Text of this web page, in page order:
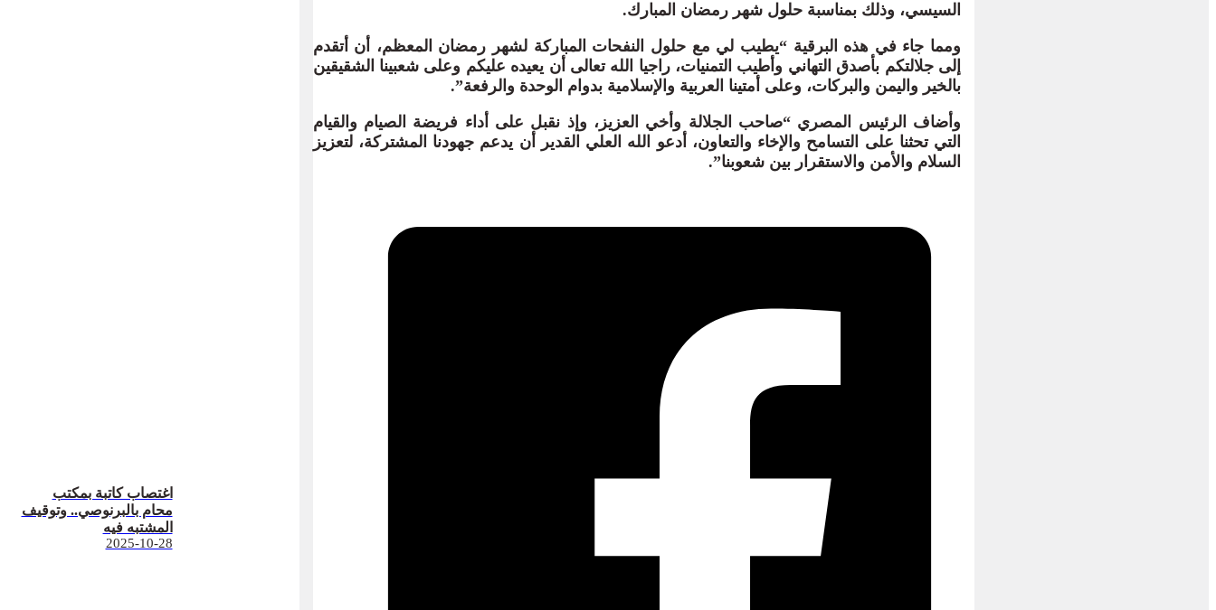
اغتصاب كاتبة بمكتب
محام بالبرنوصي.. وتوقيف
المشتبه فيه
2025-10-28
السيسي، وذلك بمناسبة حلول شهر رمضان المبارك.
ومما جاء في هذه البرقية “يطيب لي مع حلول النفحات المباركة لشهر رمضان المعظم، أن أتقدم
إلى جلالتكم بأصدق التهاني وأطيب التمنيات، راجيا الله تعالى أن يعيده عليكم وعلى شعبينا الشقيقين
بالخير واليمن والبركات، وعلى أمتينا العربية والإسلامية بدوام الوحدة والرفعة”.
وأضاف الرئيس المصري “صاحب الجلالة وأخي العزيز، وإذ نقبل على أداء فريضة الصيام والقيام
التي تحثنا على التسامح والإخاء والتعاون، أدعو الله العلي القدير أن يدعم جهودنا المشتركة، لتعزيز
السلام والأمن والاستقرار بين شعوبنا”.